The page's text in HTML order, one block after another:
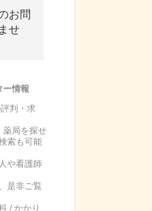
お問
せ
ー情報
評判・求
薬局を探せ
索も可能
や看護師
是非ご覧
/ かかり